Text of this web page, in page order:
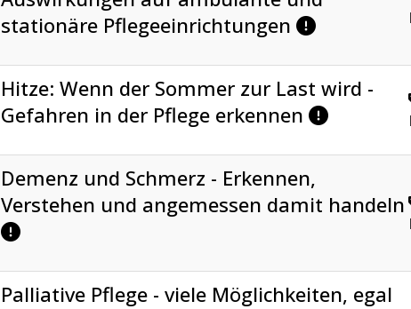
stationäre Pflegeeinrichtungen
Hitze: Wenn der Sommer zur Last wird -
Gefahren in der Pflege erkennen
Demenz und Schmerz - Erkennen,
Verstehen und angemessen damit handeln
Palliative Pflege - viele Möglichkeiten, egal